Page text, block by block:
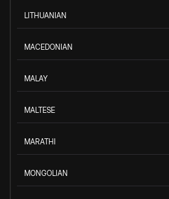
LITHUANIAN
MACEDONIAN
MALAY
MALTESE
MARATHI
MONGOLIAN